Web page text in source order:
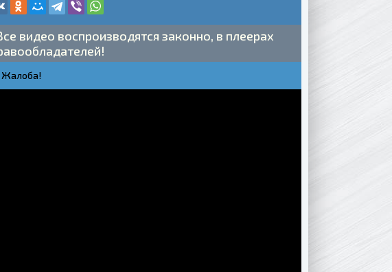
видео воспроизводятся законно, в плеерах
Жалоба!